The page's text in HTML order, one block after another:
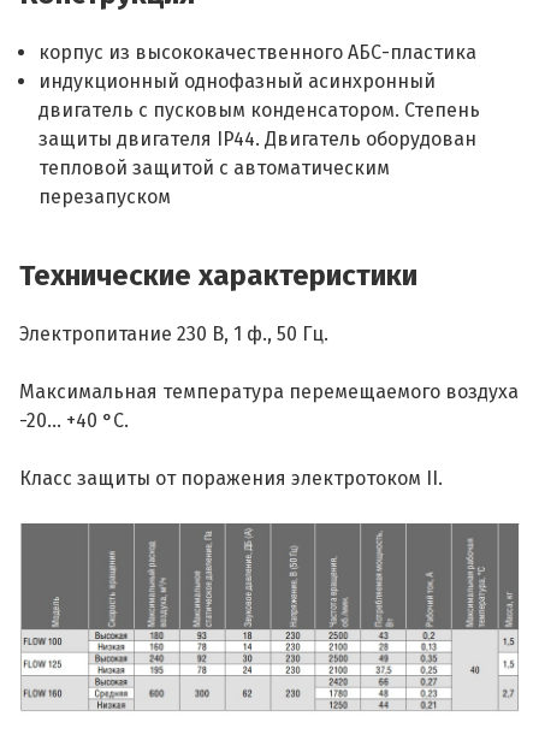
корпус из высококачественного АБС-пластика
индукционный однофазный асинхронный
двигатель с пусковым конденсатором. Степень
защиты двигателя IP44. Двигатель оборудован
тепловой защитой с автоматическим
перезапуском
Технические характеристики
Электропитание 230 В, 1 ф., 50 Гц.
Максимальная температура перемещаемого воздуха
-20... +40 °С.
Класс защиты от поражения электротоком II.